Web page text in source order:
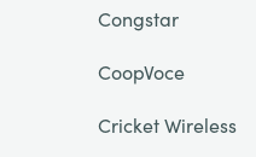
Congstar
CoopVoce
Cricket Wireless